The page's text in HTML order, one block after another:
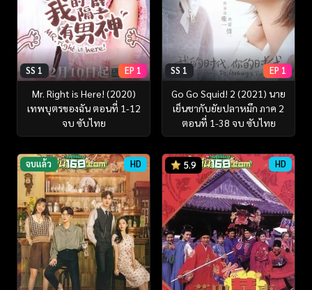
SS 1 EP 1
Mr. Right is Here! (2020)
เทพบุตรของฉัน ตอนที่ 1-12
จบ ซับไทย
SS 1 EP 1
Go Go Squid! 2 (2021) นาย
เย็นชากับยัยปลาหมึก ภาค 2
ตอนที่ 1-38 จบ ซับไทย
จบแล้ว HD 5.9 HD